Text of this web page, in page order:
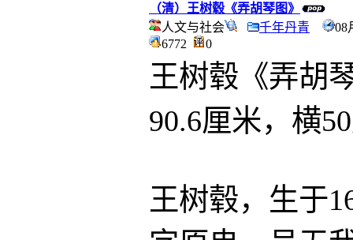
（清）王树毂《弄胡琴图》
人文与社会
千年丹青
08
6772
0
王树毂《弄胡
90.6厘米，横
王树毂，生于